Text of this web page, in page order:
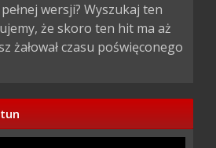
wersji? Wyszukaj ten
że skoro ten hit ma aż
żałował czasu poświęconego